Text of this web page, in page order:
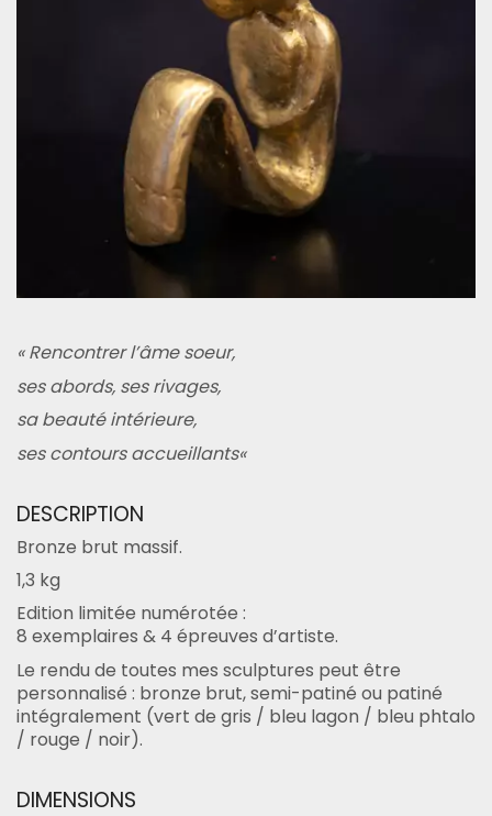
«Rencontrer l’âme soeur,
ses abords, ses rivages,
sa beauté intérieure,
ses contours accueillants«
DESCRIPTION
Bronze brut massif.
1,3 kg
Edition limitée numérotée :
8 exemplaires & 4 épreuves d’artiste.
Le rendu de toutes mes sculptures peut être
personnalisé : bronze brut, semi-patiné ou patiné
intégralement (vert de gris / bleu lagon / bleu phtalo
/ rouge / noir).
DIMENSIONS